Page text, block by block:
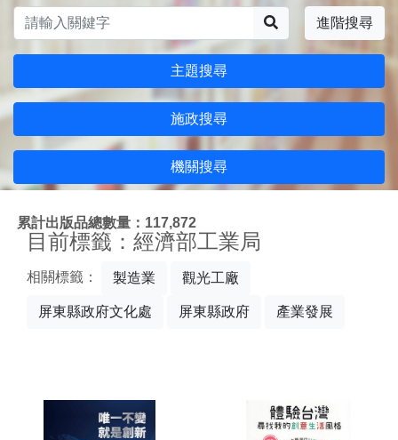
進階搜尋
主題搜尋
施政搜尋
機關搜尋
累計出版品總數量：117,872
目前標籤：經濟部工業局
相關標籤： 製造業 觀光工廠
屏東縣政府文化處 屏東縣政府 產業發展